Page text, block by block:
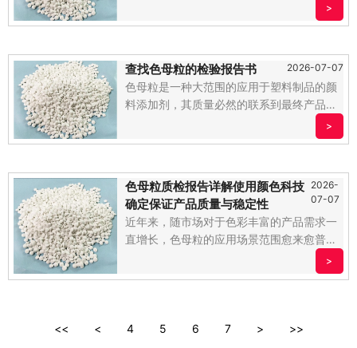
>
查找色母粒的检验报告书 2026-07-07
色母粒是一种大范围的应用于塑料制品的颜
料添加剂，其质量必然的联系到最终产品的
>
色母粒质检报告详解使用颜色科技
确定保证产品质量与稳定性
2026-
07-07
近年来，随市场对于色彩丰富的产品需求一
直增长，色母粒的应用场景范围愈来愈普
>
<< < 4 5 6 7 > >>